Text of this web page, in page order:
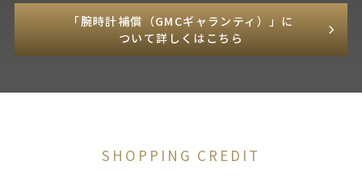
「腕時計補償（GMCギャランティ）」に
ついて詳しくはこちら
SHOPPING CREDIT